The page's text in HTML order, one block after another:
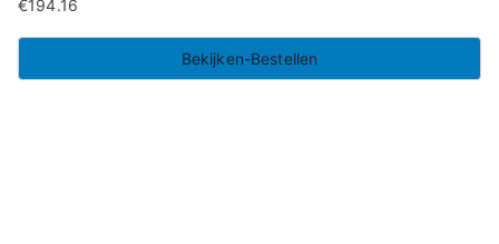
€194.16
Bekijken-Bestellen